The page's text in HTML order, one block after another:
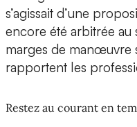
s’agissait d’une
encore été arbitrée
marges de manœuvre
rapportent les
Restez au courant en